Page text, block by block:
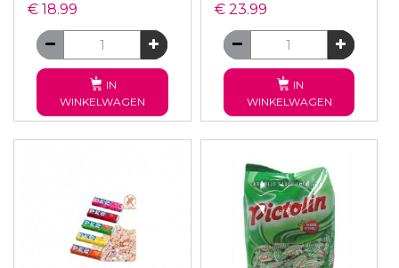
€ 18.99
IN
WINKELWAGEN
€ 23.99
IN
WINKELWAGEN